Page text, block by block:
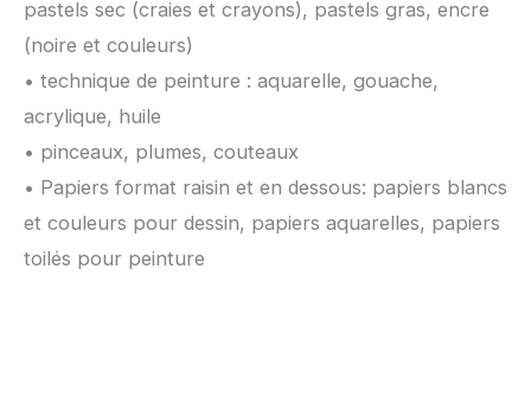
pastels sec (craies et crayons), pastels gras, encre
(noire et couleurs)
• technique de peinture : aquarelle, gouache,
acrylique, huile
• pinceaux, plumes, couteaux
• Papiers format raisin et en dessous: papiers blancs
et couleurs pour dessin, papiers aquarelles, papiers
toilés pour peinture